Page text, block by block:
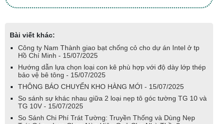
Bài viết khác:
Công ty Nam Thành giao bạt chống cỏ cho dự án Intel ở tp
Hồ Chí Minh - 15/07/2025
Hướng dẫn lựa chọn loại con kê phù hợp với độ dày lớp thép
bảo vệ bê tông - 15/07/2025
THÔNG BÁO CHUYỂN KHO HÀNG MỚI - 15/07/2025
So sánh sự khác nhau giữa 2 loại nẹp tô góc tường TG 10 và
TG 10V - 15/07/2025
So Sánh Chi Phí Trát Tường: Truyền Thống và Dùng Nẹp